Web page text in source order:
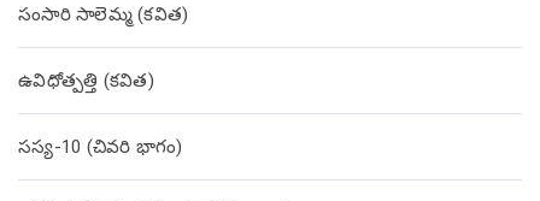
సంసారి సాలెమ్మ (కవిత)
ఉవిధోత్పత్తి (కవిత)
సస్య-10 (చివరి భాగం)